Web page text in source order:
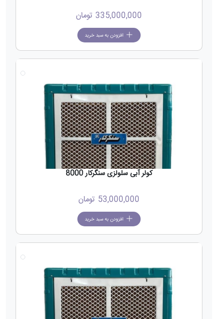
335,000,000 تومان
افزودن به سبد خرید
کولر آبی سلولزی سنگرکار 8000
53,000,000 تومان
افزودن به سبد خرید